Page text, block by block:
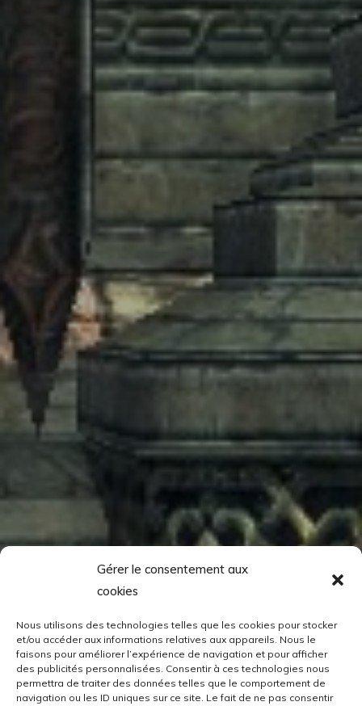
Gérer le consentement aux
cookies
Nous utilisons des technologies telles que les cookies pour stocker
et/ou accéder aux informations relatives aux appareils. Nous le
faisons pour améliorer l’expérience de navigation et pour afficher
des publicités personnalisées. Consentir à ces technologies nous
permettra de traiter des données telles que le comportement de
navigation ou les ID uniques sur ce site. Le fait de ne pas consentir